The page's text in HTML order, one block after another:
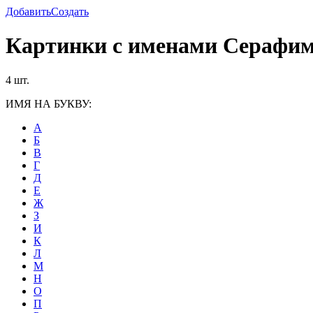
ДобавитьСоздать
Картинки с именами
4 шт.
ИМЯ НА БУКВУ:
А
Б
В
Г
Д
Е
Ж
З
И
К
Л
М
Н
О
П